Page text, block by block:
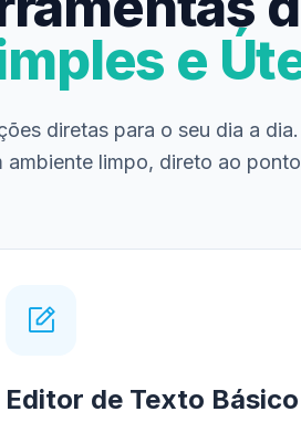
e
diretas para o seu dia a
ambiente limpo, direto ao
Editor de Texto Básico